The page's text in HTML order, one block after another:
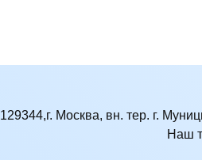
129344,г. Москва, вн. тер. г.
Наш